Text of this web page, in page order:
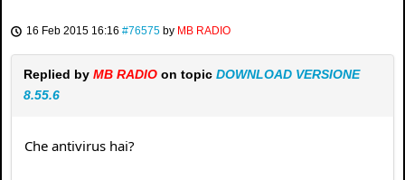
16 Feb 2015 16:16 #76575 by MB RADIO
Replied by MB RADIO on topic DOWNLOAD VERSIONE
8.55.6
Che antivirus hai?